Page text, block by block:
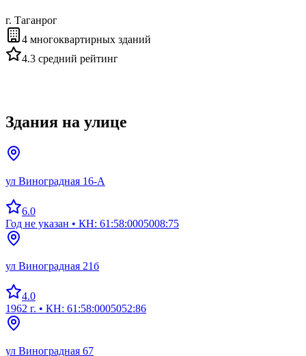
г. Таганрог
4 многоквартирных зданий
4.3 средний рейтинг
Здания на улице
ул Виноградная 16-А
6.0
Год не указан • КН: 61:58:0005008:75
ул Виноградная 21б
4.0
1962 г. • КН: 61:58:0005052:86
ул Виноградная 67